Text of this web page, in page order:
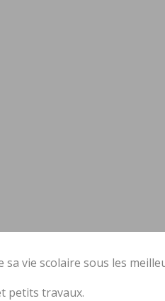
vie scolaire sous les
petits travaux.